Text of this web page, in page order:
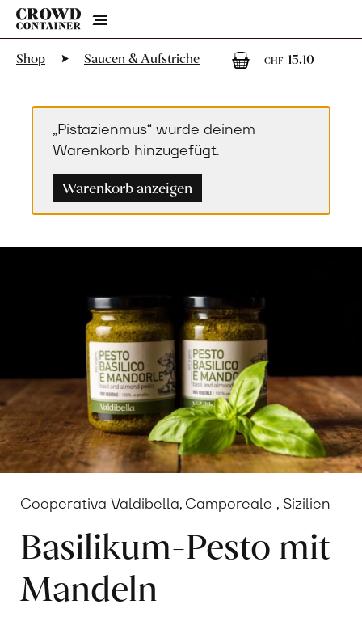
Menu
Shop Saucen & Aufstriche
CHF 15.101
„Pistazienmus“ wurde deinem
Warenkorb hinzugefügt.
Warenkorb anzeigen
Cooperativa Valdibella, Camporeale , Sizilien
Basilikum-Pesto mit
Mandeln